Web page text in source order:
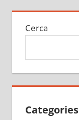
Cerca
Categories